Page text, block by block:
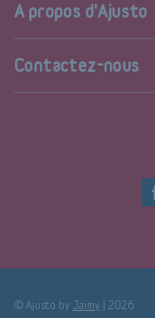
A propos d'Ajusto
Contactez-nous
© Ajusto by Jaimy 2026